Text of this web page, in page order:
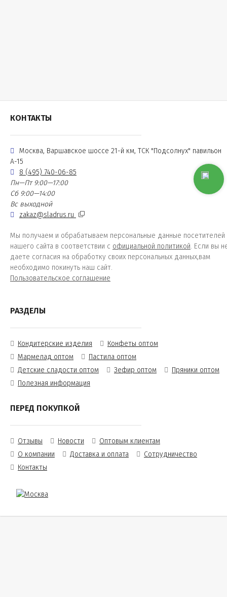
КОНТАКТЫ
Москва, Варшавское шоссе 21-й км, ТСК "Подсолнух" павильон
А-15
8 (495) 740-06-85
Пн—Пт 9:00—17:00
Сб 9:00—14:00
Вс выходной
zakaz@sladrus.ru
Мы получаем и обрабатываем персональные данные посетителей
нашего сайта в соответствии с официальной политикой. Если вы
даете согласия на обработку своих персональных данных,вам
необходимо покинуть наш сайт.
Пользовательское соглашение
РАЗДЕЛЫ
Кондитерские изделия
Конфеты оптом
Мармелад оптом
Пастила оптом
Детские сладости оптом
Зефир оптом
Пряники оптом
Полезная информация
ПЕРЕД ПОКУПКОЙ
Отзывы Новости
Оптовым клиентам
О компании
Доставка и оплата
Сотрудничество
Контакты